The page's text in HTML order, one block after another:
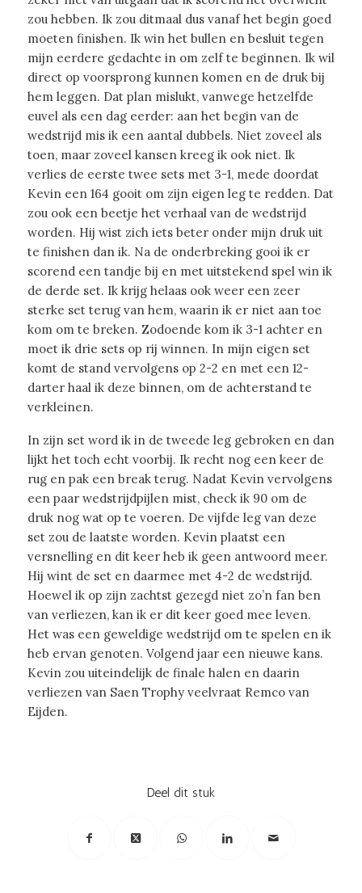
zou hebben. Ik zou ditmaal dus vanaf het begin goed
moeten finishen. Ik win het bullen en besluit tegen
mijn eerdere gedachte in om zelf te beginnen. Ik wil
direct op voorsprong kunnen komen en de druk bij
hem leggen. Dat plan mislukt, vanwege hetzelfde
euvel als een dag eerder: aan het begin van de
wedstrijd mis ik een aantal dubbels. Niet zoveel als
toen, maar zoveel kansen kreeg ik ook niet. Ik
verlies de eerste twee sets met 3-1, mede doordat
Kevin een 164 gooit om zijn eigen leg te redden. Dat
zou ook een beetje het verhaal van de wedstrijd
worden. Hij wist zich iets beter onder mijn druk uit
te finishen dan ik. Na de onderbreking gooi ik er
scorend een tandje bij en met uitstekend spel win ik
de derde set. Ik krijg helaas ook weer een zeer
sterke set terug van hem, waarin ik er niet aan toe
kom om te breken. Zodoende kom ik 3-1 achter en
moet ik drie sets op rij winnen. In mijn eigen set
komt de stand vervolgens op 2-2 en met een 12-
darter haal ik deze binnen, om de achterstand te
verkleinen.
In zijn set word ik in de tweede leg gebroken en dan
lijkt het toch echt voorbij. Ik recht nog een keer de
rug en pak een break terug. Nadat Kevin vervolgens
een paar wedstrijdpijlen mist, check ik 90 om de
druk nog wat op te voeren. De vijfde leg van deze
set zou de laatste worden. Kevin plaatst een
versnelling en dit keer heb ik geen antwoord meer.
Hij wint de set en daarmee met 4-2 de wedstrijd.
Hoewel ik op zijn zachtst gezegd niet zo’n fan ben
van verliezen, kan ik er dit keer goed mee leven.
Het was een geweldige wedstrijd om te spelen en ik
heb ervan genoten. Volgend jaar een nieuwe kans.
Kevin zou uiteindelijk de finale halen en daarin
verliezen van Saen Trophy veelvraat Remco van
Eijden.
Deel dit stuk